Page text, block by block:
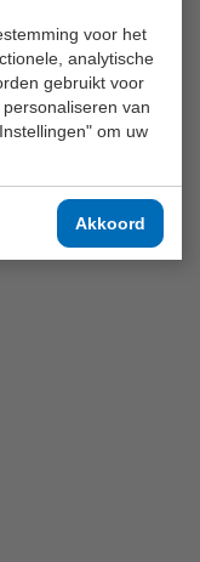
voor het
analytische
gebruikt voor
van
om uw
Akkoord